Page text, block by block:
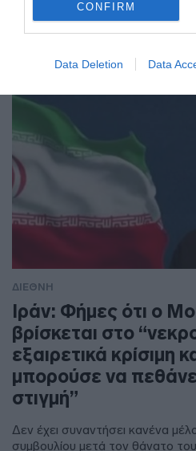
CONFIRM
Data Deletion Data
Οι τρεις χώρες έχουν κοινές
κατάσταση στη Μέση Ανατολή
ΔΙΕΘΝΗ
Ιράν: Φήμες ότι ο
βρίσκεται στο
εξαιρετικά κρίσιμη
μπορούσε να
στιγμή”
Δεν έχει συναντήσει κανένα
συμβουλίου μετά τον θάνατο